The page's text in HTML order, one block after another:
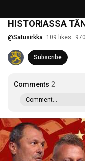
HISTORIASSA
@Satusirkka 109 likes
Subscribe
Comments 2
Comment...